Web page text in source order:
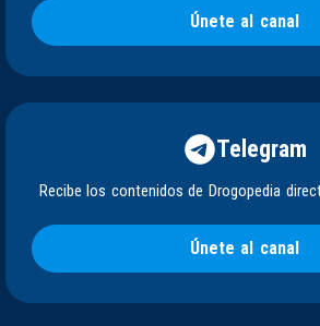
Únete al canal
Telegram
Recibe los contenidos de Drogopedia
Únete al canal